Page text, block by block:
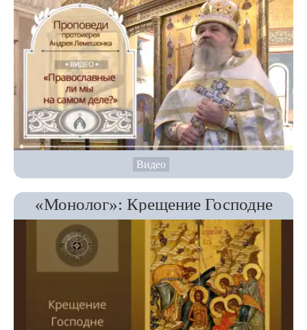
Видео
«Монолог»: Крещение Господне